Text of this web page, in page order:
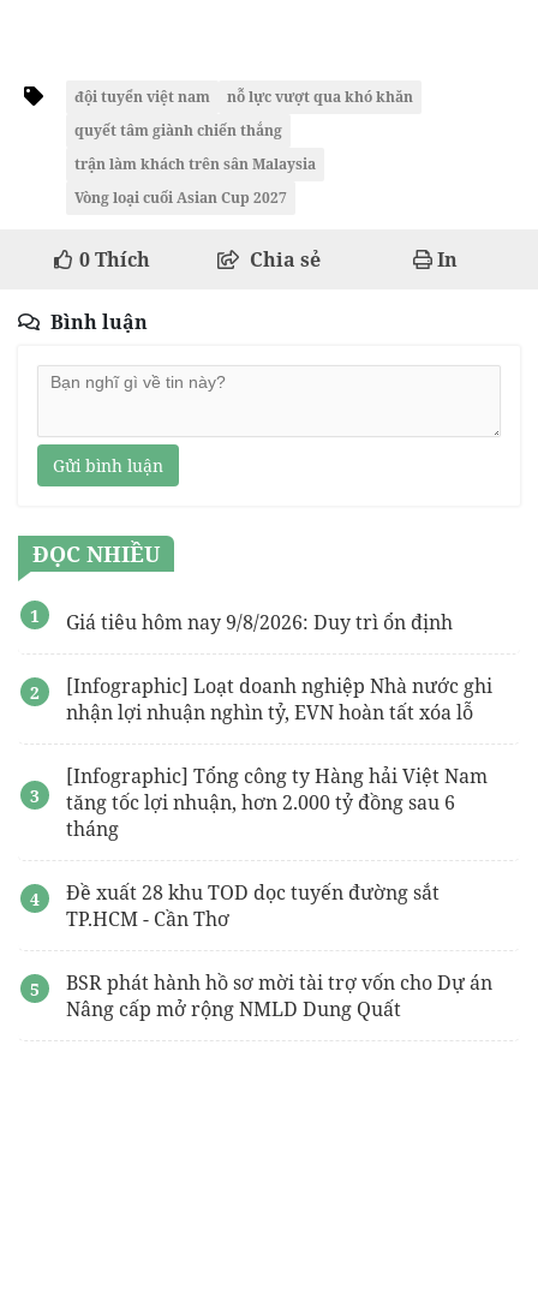
đội tuyển việt nam
nỗ lực vượt qua khó khăn
quyết tâm giành chiến thắng
trận làm khách trên sân Malaysia
Vòng loại cuối Asian Cup 2027
0Thích Chia sẻ In
Bình luận
Gửi bình luận
ĐỌC NHIỀU
Giá tiêu hôm nay 9/8/2026: Duy trì ổn định
[Infographic] Loạt doanh nghiệp Nhà nước ghi
nhận lợi nhuận nghìn tỷ, EVN hoàn tất xóa lỗ
[Infographic] Tổng công ty Hàng hải Việt Nam
tăng tốc lợi nhuận, hơn 2.000 tỷ đồng sau 6
tháng
Đề xuất 28 khu TOD dọc tuyến đường sắt
TP.HCM - Cần Thơ
BSR phát hành hồ sơ mời tài trợ vốn cho Dự án
Nâng cấp mở rộng NMLD Dung Quất